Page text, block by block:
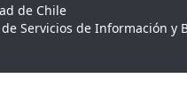
de Chile
Servicios de Información y